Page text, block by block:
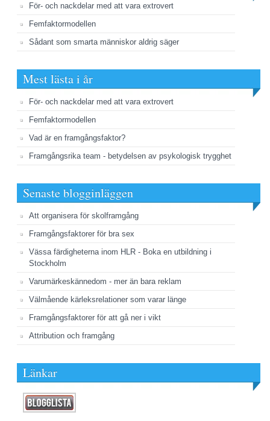
För- och nackdelar med att vara extrovert
Femfaktormodellen
Sådant som smarta människor aldrig säger
Mest lästa i år
För- och nackdelar med att vara extrovert
Femfaktormodellen
Vad är en framgångsfaktor?
Framgångsrika team - betydelsen av psykologisk trygghet
Senaste blogginläggen
Att organisera för skolframgång
Framgångsfaktorer för bra sex
Vässa färdigheterna inom HLR - Boka en utbildning i
Stockholm
Varumärkeskännedom - mer än bara reklam
Välmående kärleksrelationer som varar länge
Framgångsfaktorer för att gå ner i vikt
Attribution och framgång
Länkar